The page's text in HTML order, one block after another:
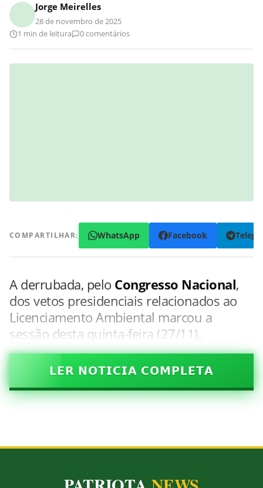
Jorge Meirelles
28 de novembro de 2025
1 min de leitura
0 comentários
COMPARTILHAR: WhatsApp Facebook
A derrubada, pelo Congresso Nacional,
dos vetos presidenciais relacionados ao
Licenciamento Ambiental marcou a
sessão desta quinta-feira (27/11).
𝗟𝗘𝗥 𝗡𝗢𝗧𝗜𝗖𝗜𝗔 𝗖𝗢𝗠𝗣𝗟𝗘𝗧𝗔